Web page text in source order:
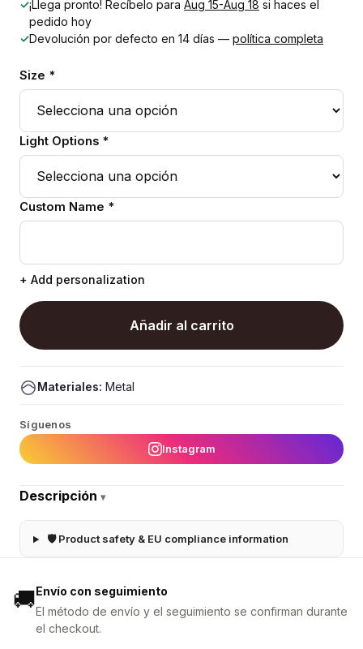
✓¡Llega pronto! Recíbelo para Aug 15-Aug 18 si haces el
pedido hoy
✓Devolución por defecto en 14 días — política completa
Size *
Light Options *
Custom Name *
+ Add personalization
Añadir al carrito
Materiales: Metal
Síguenos
Instagram
Descripción ▾
🛡 Product safety & EU compliance information
🚚Envío con seguimiento
El método de envío y el seguimiento se confirman durante
el checkout.